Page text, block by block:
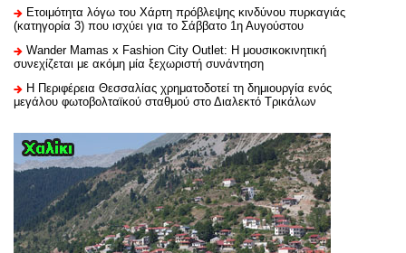
Ετοιμότητα λόγω του Χάρτη πρόβλεψης κινδύνου πυρκαγιάς
(κατηγορία 3) που ισχύει για το Σάββατο 1η Αυγούστου
Wander Mamas x Fashion City Outlet: Η μουσικοκινητική
συνεχίζεται με ακόμη μία ξεχωριστή συνάντηση
H Περιφέρεια Θεσσαλίας χρηματοδοτεί τη δημιουργία ενός
μεγάλου φωτοβολταϊκού σταθμού στο Διαλεκτό Τρικάλων